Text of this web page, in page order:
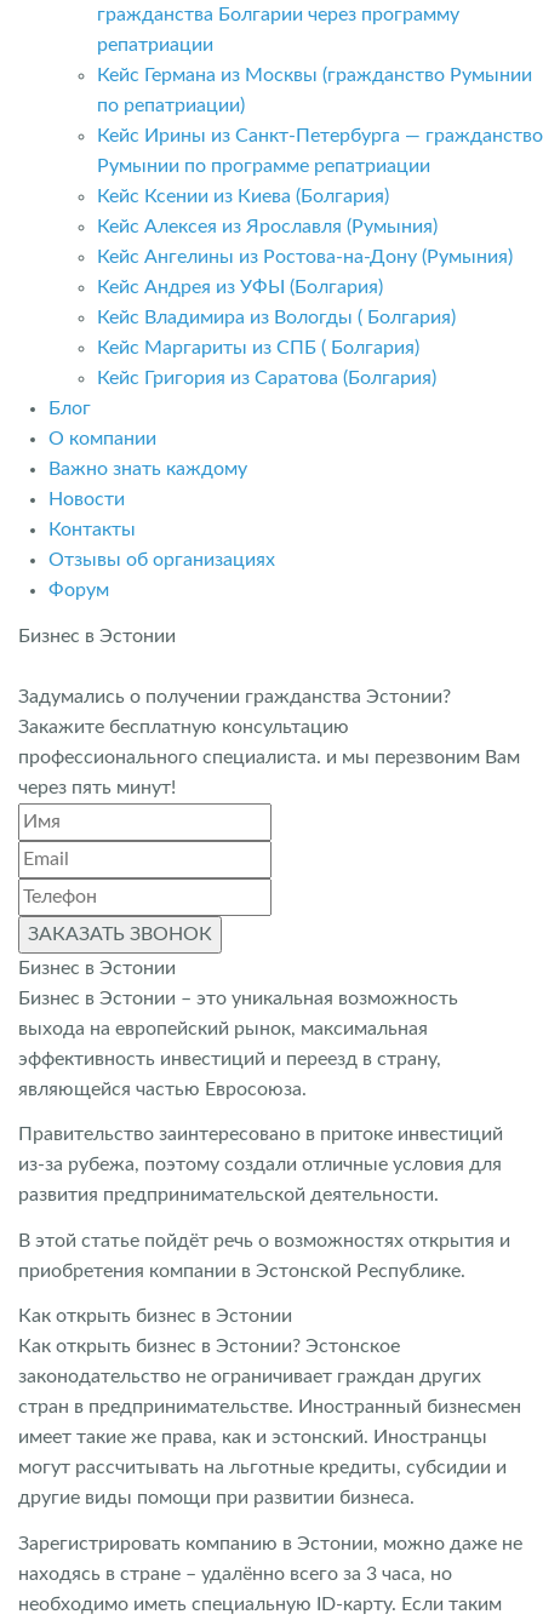
гражданства Болгарии через программу
репатриации
Кейс Германа из Москвы (гражданство Румынии
по репатриации)
Кейс Ирины из Санкт-Петербурга — гражданство
Румынии по программе репатриации
Кейс Ксении из Киева (Болгария)
Кейс Алексея из Ярославля (Румыния)
Кейс Ангелины из Ростова-на-Дону (Румыния)
Кейс Андрея из УФЫ (Болгария)
Кейс Владимира из Вологды ( Болгария)
Кейс Маргариты из СПБ ( Болгария)
Кейс Григория из Саратова (Болгария)
Блог
О компании
Важно знать каждому
Новости
Контакты
Отзывы об организациях
Форум
Бизнес в Эстонии
Задумались о получении гражданства Эстонии?
Закажите бесплатную консультацию
профессионального специалиста. и мы перезвоним Вам
через пять минут!
ЗАКАЗАТЬ ЗВОНОК
Бизнес в Эстонии
Бизнес в Эстонии – это уникальная возможность
выхода на европейский рынок, максимальная
эффективность инвестиций и переезд в страну,
являющейся частью Евросоюза.
Правительство заинтересовано в притоке инвестиций
из-за рубежа, поэтому создали отличные условия для
развития предпринимательской деятельности.
В этой статье пойдёт речь о возможностях открытия и
приобретения компании в Эстонской Республике.
Как открыть бизнес в Эстонии
Как открыть бизнес в Эстонии? Эстонское
законодательство не ограничивает граждан других
стран в предпринимательстве. Иностранный бизнесмен
имеет такие же права, как и эстонский. Иностранцы
могут рассчитывать на льготные кредиты, субсидии и
другие виды помощи при развитии бизнеса.
Зарегистрировать компанию в Эстонии, можно даже не
находясь в стране – удалённо всего за 3 часа, но
необходимо иметь специальную ID-карту. Если таким